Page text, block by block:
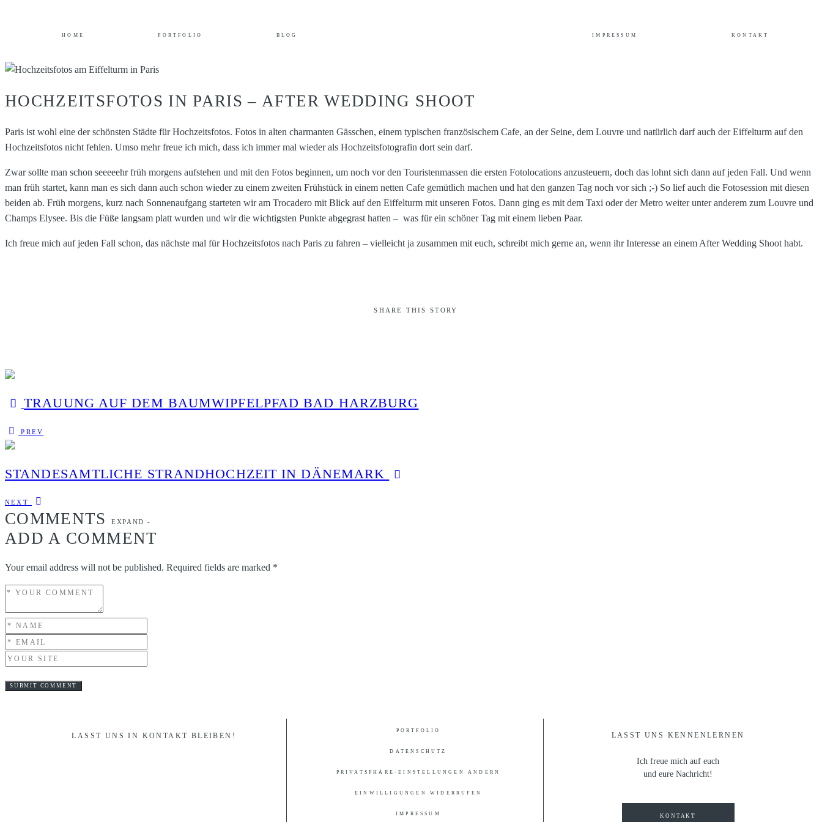
IMPRESSUM KONTAKT
HOME PORTFOLIO BLOG
HOCHZEITSFOTOS IN PARIS – AFTER WEDDING SHOOT
Paris ist wohl eine der schönsten Städte für Hochzeitsfotos. Fotos in alten charmanten Gässchen, einem typischen französischem Cafe, an der Seine, dem Louvre und natürlich darf auch der Eiffelturm auf den
Hochzeitsfotos nicht fehlen. Umso mehr freue ich mich, dass ich immer mal wieder als Hochzeitsfotografin dort sein darf.
Zwar sollte man schon seeeeehr früh morgens aufstehen und mit den Fotos beginnen, um noch vor den Touristenmassen die ersten Fotolocations anzusteuern, doch das lohnt sich dann auf jeden Fall. Und wenn
man früh startet, kann man es sich dann auch schon wieder zu einem zweiten Frühstück in einem netten Cafe gemütlich machen und hat den ganzen Tag noch vor sich ;-) So lief auch die Fotosession mit diesen
beiden ab. Früh morgens, kurz nach Sonnenaufgang starteten wir am Trocadero mit Blick auf den Eiffelturm mit unseren Fotos. Dann ging es mit dem Taxi oder der Metro weiter unter anderem zum Louvre und
Champs Elysee. Bis die Füße langsam platt wurden und wir die wichtigsten Punkte abgegrast hatten – was für ein schöner Tag mit einem lieben Paar.
Ich freue mich auf jeden Fall schon, das nächste mal für Hochzeitsfotos nach Paris zu fahren – vielleicht ja zusammen mit euch, schreibt mich gerne an, wenn ihr Interesse an einem After Wedding Shoot habt.
SHARE THIS STORY
TRAUUNG AUF DEM BAUMWIPFELPFAD BAD HARZBURG
PREV
STANDESAMTLICHE STRANDHOCHZEIT IN DÄNEMARK
NEXT
COMMENTSEXPAND -
ADD A COMMENT
Your email address will not be published. Required fields are marked *
PORTFOLIO
DATENSCHUTZ
PRIVATSPHÄRE-EINSTELLUNGEN ÄNDERN
EINWILLIGUNGEN WIDERRUFEN
IMPRESSUM
LASST UNS KENNENLERNEN
LASST UNS IN KONTAKT BLEIBEN!
Ich freue mich auf euch
und eure Nachricht!
KONTAKT